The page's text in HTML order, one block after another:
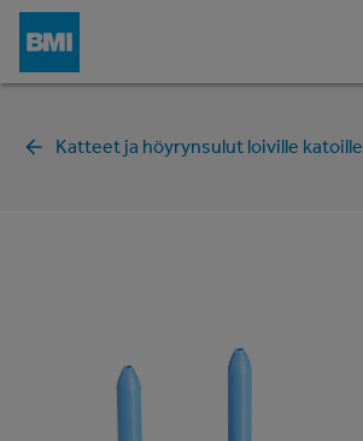
Katteet ja höyrynsulut loiville katoille